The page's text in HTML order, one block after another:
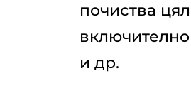
почиства
и др.